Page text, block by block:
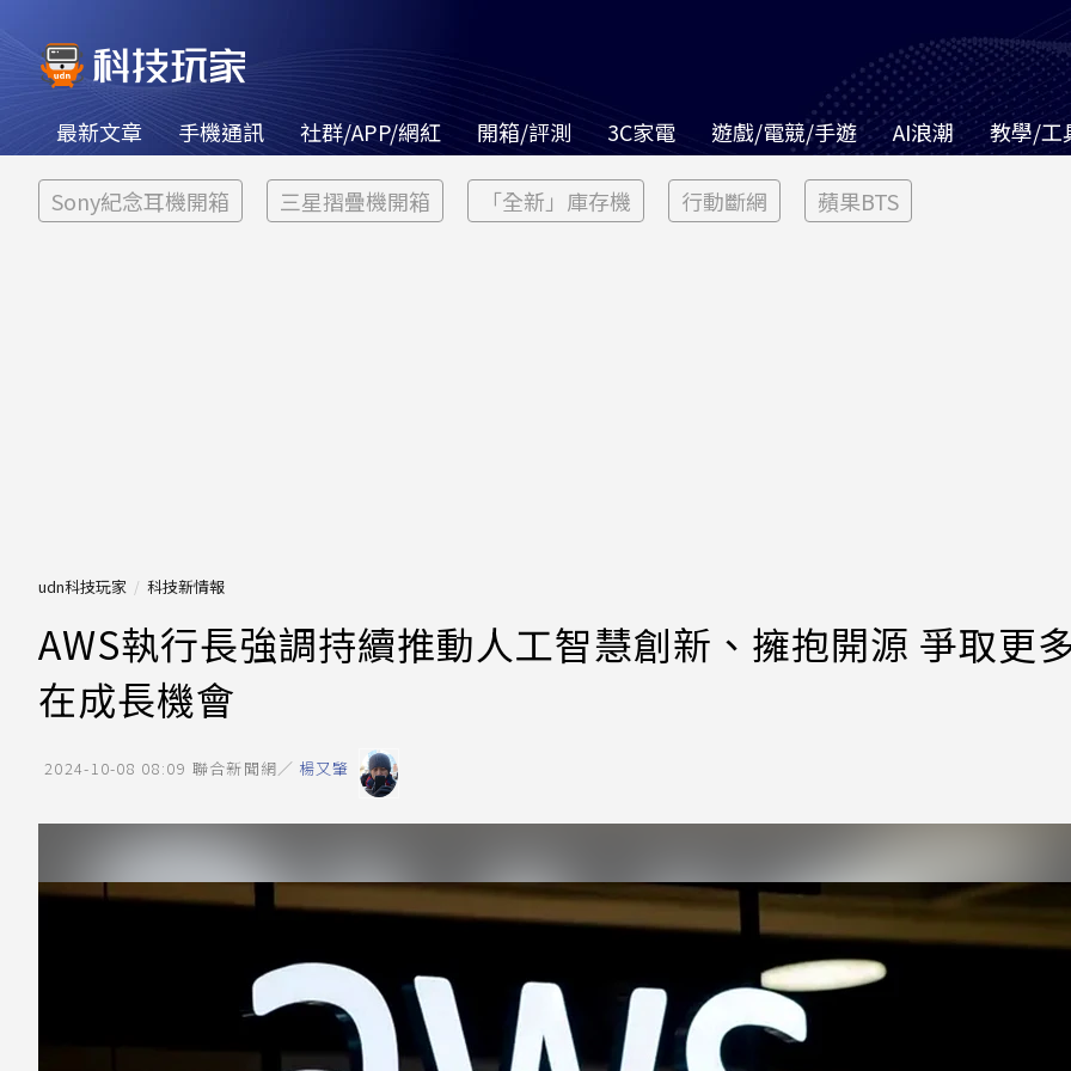
最新文章 手機通訊 社群/APP/網紅 開箱/評測 3C家電 遊戲/電競/手遊 AI浪潮 教學/工
Sony紀念耳機開箱 三星摺疊機開箱 「全新」庫存機 行動斷網 蘋果BTS
udn科技玩家 科技新情報
AWS執行長強調持續推動人工智慧創新、擁抱開源 爭取更
在成長機會
2024-10-08 08:09 聯合新聞網／ 楊又肇